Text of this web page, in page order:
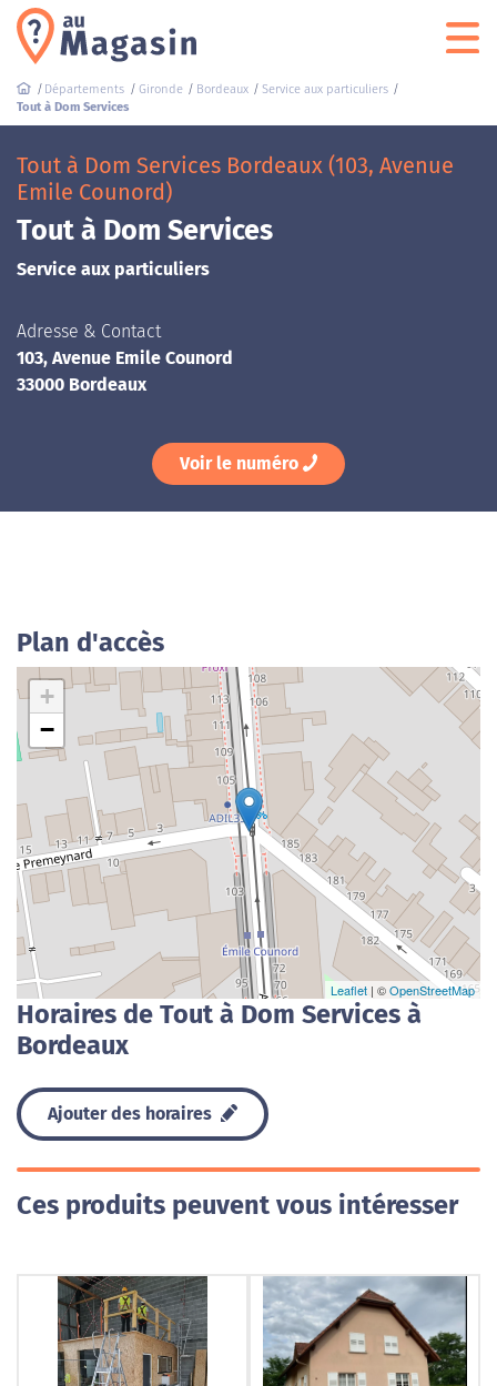
Départements Gironde Bordeaux
Service aux particuliers
Tout à Dom Services
Tout à Dom Services Bordeaux (103, Avenue
Emile Counord)
Tout à Dom Services
Service aux particuliers
Adresse & Contact
103, Avenue Emile Counord
33000 Bordeaux
Voir le numéro
Plan d'accès
+
−
Leaflet | ©OpenStreetMap
Horaires de Tout à Dom Services à
Bordeaux
Ajouter des horaires
Ces produits peuvent vous intéresser